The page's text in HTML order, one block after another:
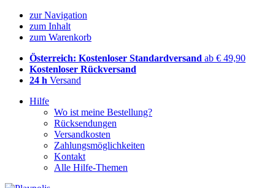
zur Navigation
zum Inhalt
zum Warenkorb
Österreich: Kostenloser Standardversand ab € 49,90
Kostenloser Rückversand
24 h Versand
Hilfe
Wo ist meine Bestellung?
Rücksendungen
Versandkosten
Zahlungsmöglichkeiten
Kontakt
Alle Hilfe-Themen